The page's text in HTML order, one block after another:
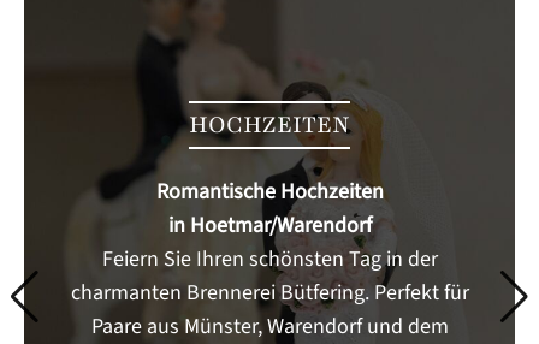
HOCHZEITEN
Romantische Hochzeiten
in Hoetmar/Warendorf
Feiern Sie Ihren schönsten Tag in der
charmanten Brennerei Bütfering. Perfekt für
Paare aus Münster, Warendorf und dem